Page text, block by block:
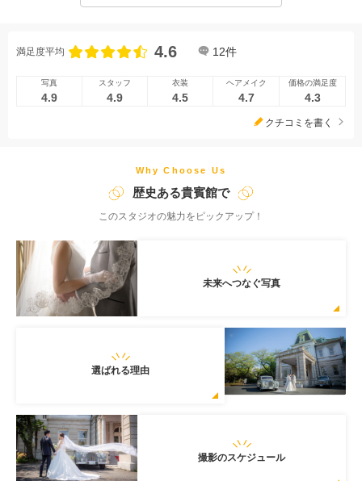
フ一同心を込めて撮影させていただきます！
満足度平均 4.6 12件
写真
4.9
スタッフ
4.9
衣装
4.5
ヘアメイク
4.7
価格の満足度
4.3
クチコミを書く
Why Choose Us
歴史ある貴賓館で
このスタジオの魅力をピックアップ！
未来へつなぐ写真
選ばれる理由
撮影のスケジュール